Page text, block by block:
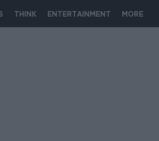
THINK ENTERTAINMENT MORE